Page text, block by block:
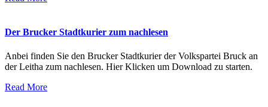
Der Brucker Stadtkurier zum nachlesen
Anbei finden Sie den Brucker Stadtkurier der Volkspartei Bruck an
der Leitha zum nachlesen. Hier Klicken um Download zu starten.
Read More